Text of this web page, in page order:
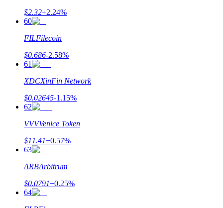
$2.32+2.24%
60
FILFilecoin
$0.686-2.58%
61
XDCXinFin Network
$0.02645-1.15%
62
VVVVenice Token
$11.41+0.57%
63
ARBArbitrum
$0.0791+0.25%
64